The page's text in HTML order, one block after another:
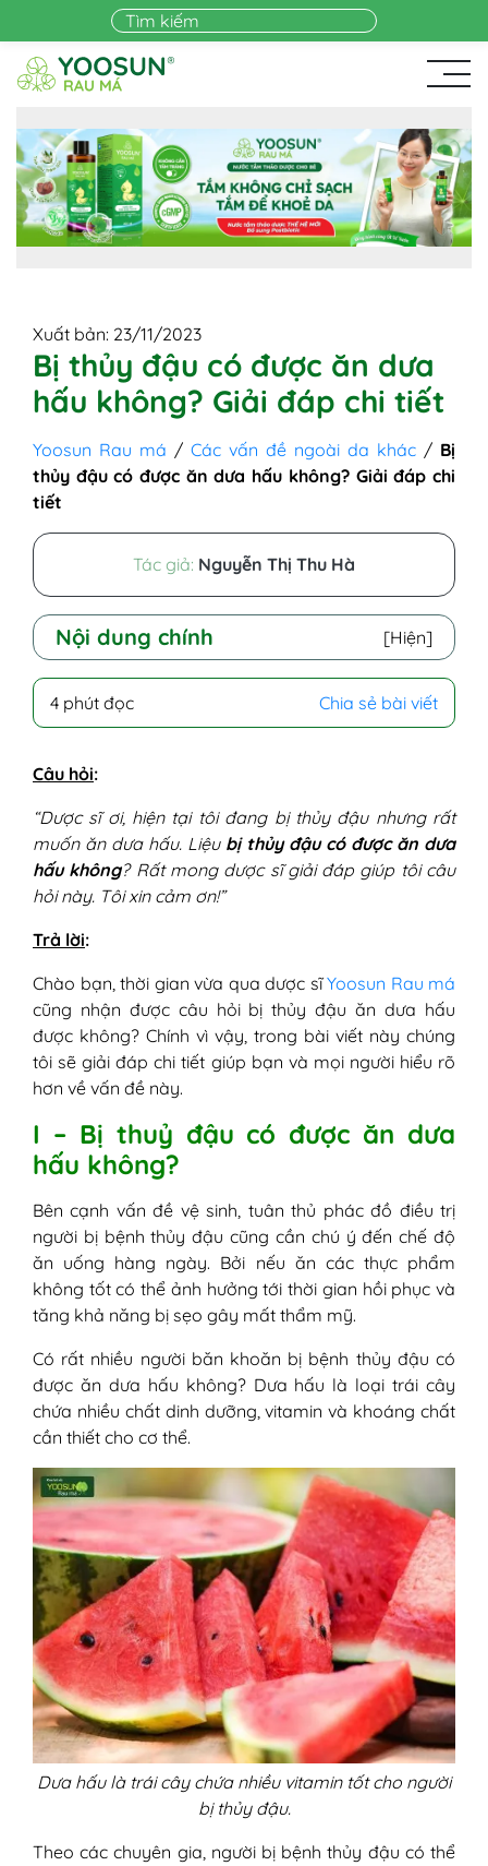
Skip to main content
Xuất bản: 23/11/2023
Bị thủy đậu có được ăn dưa
hấu không? Giải đáp chi tiết
Yoosun Rau má / Các vấn đề ngoài da khác / Bị
thủy đậu có được ăn dưa hấu không? Giải đáp chi
tiết
Tác giả: Nguyễn Thị Thu Hà
Nội dung chính [Hiện]
I - Bị thuỷ đậu có được ăn dưa hấu không?
II - Tại sao lại ăn được dưa hấu khi bị thủy
III - Lưu ý khi bị thủy đậu ăn dưa hấu
4 phút đọc Chia sẻ bài viết
Câu hỏi:
“Dược sĩ ơi, hiện tại tôi đang bị thủy đậu nhưng rất
muốn ăn dưa hấu. Liệu bị thủy đậu có được ăn dưa
hấu không? Rất mong dược sĩ giải đáp giúp tôi câu
hỏi này. Tôi xin cảm ơn!”
Trả lời:
Chào bạn, thời gian vừa qua dược sĩYoosun Rau má
cũng nhận được câu hỏi bị thủy đậu ăn dưa hấu
được không? Chính vì vậy, trong bài viết này chúng
tôi sẽ giải đáp chi tiết giúp bạn và mọi người hiểu rõ
hơn về vấn đề này.
I – Bị thuỷ đậu có được ăn dưa
hấu không?
Bên cạnh vấn đề vệ sinh, tuân thủ phác đồ điều trị
người bị bệnh thủy đậu cũng cần chú ý đến chế độ
ăn uống hàng ngày. Bởi nếu ăn các thực phẩm
không tốt có thể ảnh hưởng tới thời gian hồi phục và
tăng khả năng bị sẹo gây mất thẩm mỹ.
Có rất nhiều người băn khoăn bị bệnh thủy đậu có
được ăn dưa hấu không? Dưa hấu là loại trái cây
chứa nhiều chất dinh dưỡng, vitamin và khoáng chất
cần thiết cho cơ thể.
Dưa hấu là trái cây chứa nhiều vitamin tốt cho người
bị thủy đậu.
Theo các chuyên gia, người bị bệnh thủy đậu có thể